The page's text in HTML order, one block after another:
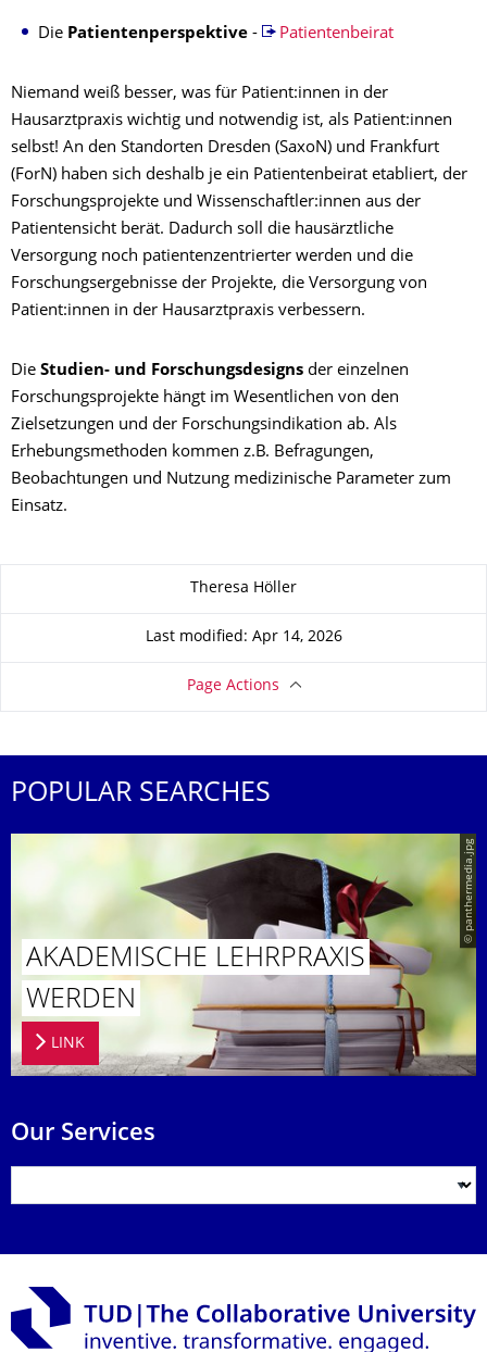
Die Patientenperspektive - Patientenbeirat
Niemand weiß besser, was für Patient:innen in der
Hausarztpraxis wichtig und notwendig ist, als Patient:innen
selbst! An den Standorten Dresden (SaxoN) und Frankfurt
(ForN) haben sich deshalb je ein Patientenbeirat etabliert, der
Forschungsprojekte und Wissenschaftler:innen aus der
Patientensicht berät. Dadurch soll die hausärztliche
Versorgung noch patientenzentrierter werden und die
Forschungsergebnisse der Projekte, die Versorgung von
Patient:innen in der Hausarztpraxis verbessern.
Die Studien- und Forschungsdesigns der einzelnen
Forschungsprojekte hängt im Wesentlichen von den
Zielsetzungen und der Forschungsindikation ab. Als
Erhebungsmethoden kommen z.B. Befragungen,
Beobachtungen und Nutzung medizinische Parameter zum
Einsatz.
Theresa Höller
Last modified: Apr 14, 2026
Page Actions
POPULAR SEARCHES
© panthermedia.jpg
AKADEMISCHE LEHRPRAXIS
WERDEN
LINK
Our Services